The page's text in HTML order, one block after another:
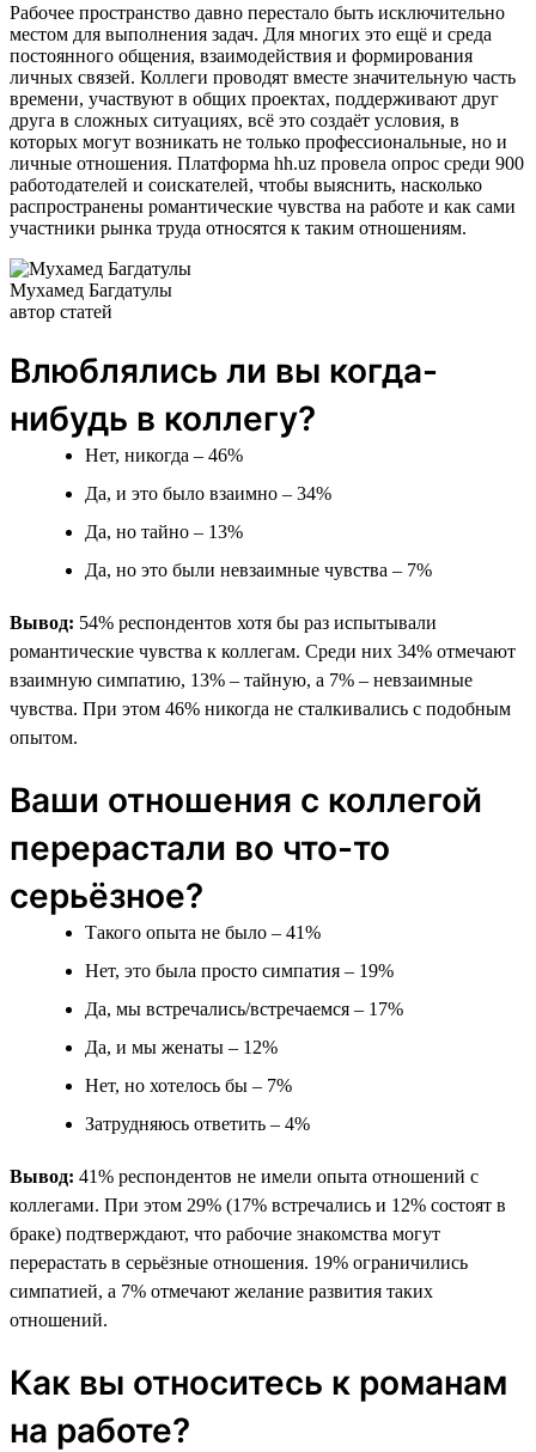
Рабочее пространство давно перестало быть исключительно
местом для выполнения задач. Для многих это ещё и среда
постоянного общения, взаимодействия и формирования
личных связей. Коллеги проводят вместе значительную часть
времени, участвуют в общих проектах, поддерживают друг
друга в сложных ситуациях, всё это создаёт условия, в
которых могут возникать не только профессиональные, но и
личные отношения. Платформа hh.uz провела опрос среди 900
работодателей и соискателей, чтобы выяснить, насколько
распространены романтические чувства на работе и как сами
участники рынка труда относятся к таким отношениям.
Мухамед Багдатулы
автор статей
Влюблялись ли вы когда-
нибудь в коллегу?
Нет, никогда – 46%
Да, и это было взаимно – 34%
Да, но тайно – 13%
Да, но это были невзаимные чувства – 7%
Вывод: 54% респондентов хотя бы раз испытывали
романтические чувства к коллегам. Среди них 34% отмечают
взаимную симпатию, 13% – тайную, а 7% – невзаимные
чувства. При этом 46% никогда не сталкивались с подобным
опытом.
Ваши отношения с коллегой
перерастали во что-то
серьёзное?
Такого опыта не было – 41%
Нет, это была просто симпатия – 19%
Да, мы встречались/встречаемся – 17%
Да, и мы женаты – 12%
Нет, но хотелось бы – 7%
Затрудняюсь ответить – 4%
Вывод: 41% респондентов не имели опыта отношений с
коллегами. При этом 29% (17% встречались и 12% состоят в
браке) подтверждают, что рабочие знакомства могут
перерастать в серьёзные отношения. 19% ограничились
симпатией, а 7% отмечают желание развития таких
отношений.
Как вы относитесь к романам
на работе?